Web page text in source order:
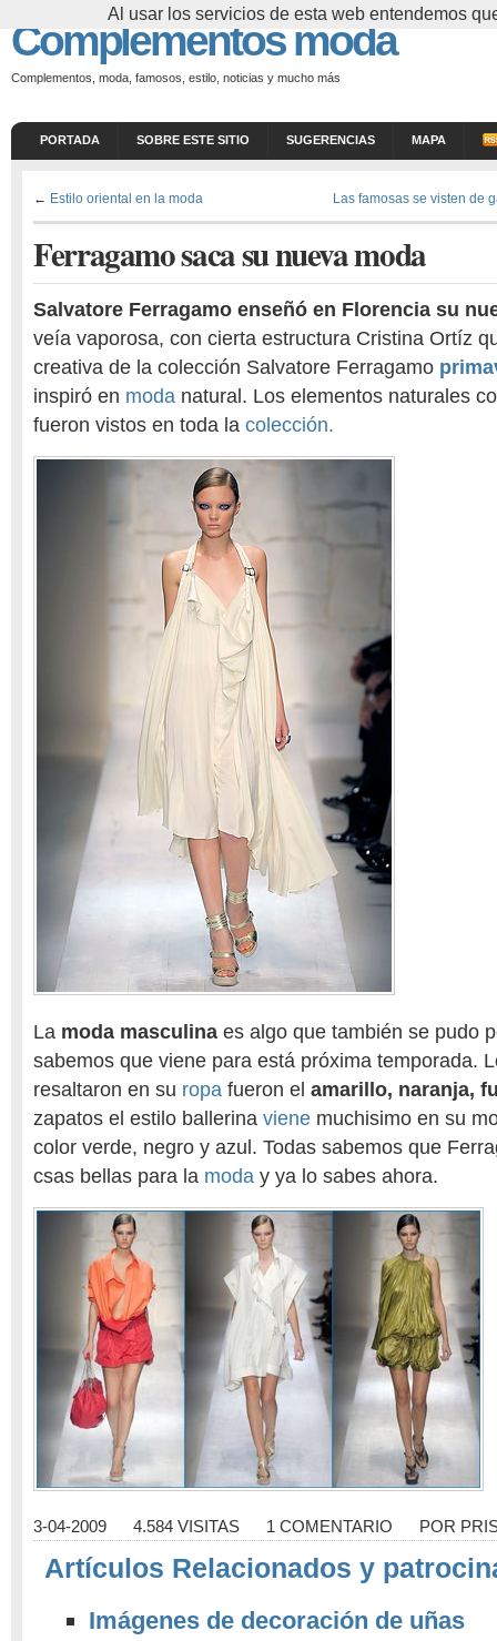
Complementos moda
Complementos, moda, famosos, estilo, noticias y mucho más
PORTADA SOBRE ESTE SITIO SUGERENCIAS MAPA
← Estilo oriental en la moda Las famosas se visten de
Ferragamo saca su nueva moda
Salvatore Ferragamo enseñó en Florencia su
veía vaporosa, con cierta estructura Cristina Ortíz
creativa de la colección Salvatore Ferragamo
inspiró en moda natural. Los elementos naturales
fueron vistos en toda la colección.
La moda masculina es algo que también se pudo
sabemos que viene para está próxima temporada.
resaltaron en su ropa fueron el amarillo, naranja,
zapatos el estilo ballerina viene muchisimo en su
color verde, negro y azul. Todas sabemos que
csas bellas para la moda y ya lo sabes ahora.
3-04-2009 4.584 VISITAS 1 COMENTARIO POR
Artículos Relacionados y
Imágenes de decoración de uñas
Al usar los servicios de esta web entendemos